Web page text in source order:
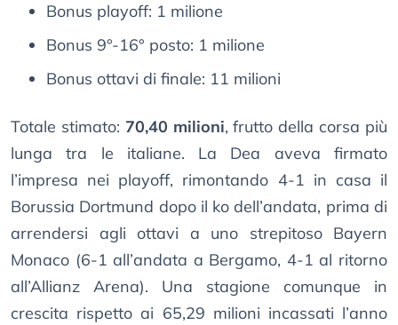
Bonus playoff: 1 milione
Bonus 9°-16° posto: 1 milione
Bonus ottavi di finale: 11 milioni
Totale stimato: 70,40 milioni, frutto della corsa più
lunga tra le italiane. La Dea aveva firmato
l’impresa nei playoff, rimontando 4-1 in casa il
Borussia Dortmund dopo il ko dell’andata, prima di
arrendersi agli ottavi a uno strepitoso Bayern
Monaco (6-1 all’andata a Bergamo, 4-1 al ritorno
all’Allianz Arena). Una stagione comunque in
crescita rispetto ai 65,29 milioni incassati l’anno